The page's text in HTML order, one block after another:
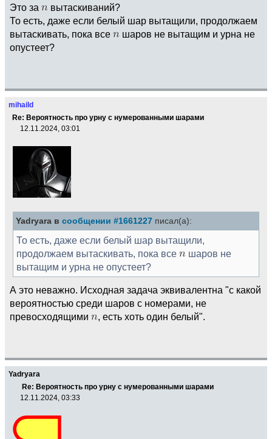
Это за
вытаскиваний?
То есть, даже если белый шар вытащили, продолжаем
вытаскивать, пока все
шаров не вытащим и урна не
опустеет?
mihaild
Re: Вероятность про урну с нумерованными шарами
12.11.2024, 03:01
Yadryara в сообщении #1661227 писал(а):
То есть, даже если белый шар вытащили,
продолжаем вытаскивать, пока все
шаров не
вытащим и урна не опустеет?
А это неважно. Исходная задача эквивалентна "с какой
вероятностью среди шаров с номерами, не
превосходящими
, есть хоть один белый".
Yadryara
Re: Вероятность про урну с нумерованными шарами
12.11.2024, 03:33